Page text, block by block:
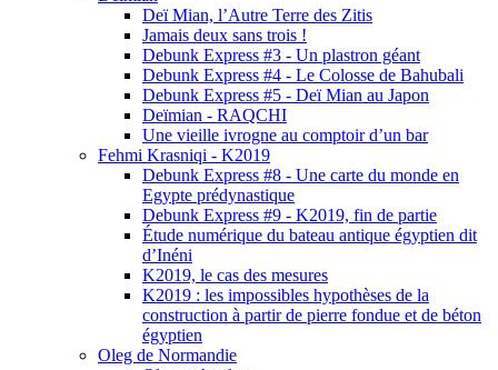
Deï Mian, l’Autre Terre des Zitis
Jamais deux sans trois !
Debunk Express #3 - Un plastron géant
Debunk Express #4 - Le Colosse de Bahubali
Debunk Express #5 - Deï Mian au Japon
Deïmian - RAQCHI
Une vieille ivrogne au comptoir d’un bar
Fehmi Krasniqi - K2019
Debunk Express #8 - Une carte du monde en
Egypte prédynastique
Debunk Express #9 - K2019, fin de partie
Étude numérique du bateau antique égyptien dit
d’Inéni
K2019, le cas des mesures
K2019 : les impossibles hypothèses de la
construction à partir de pierre fondue et de béton
égyptien
Oleg de Normandie